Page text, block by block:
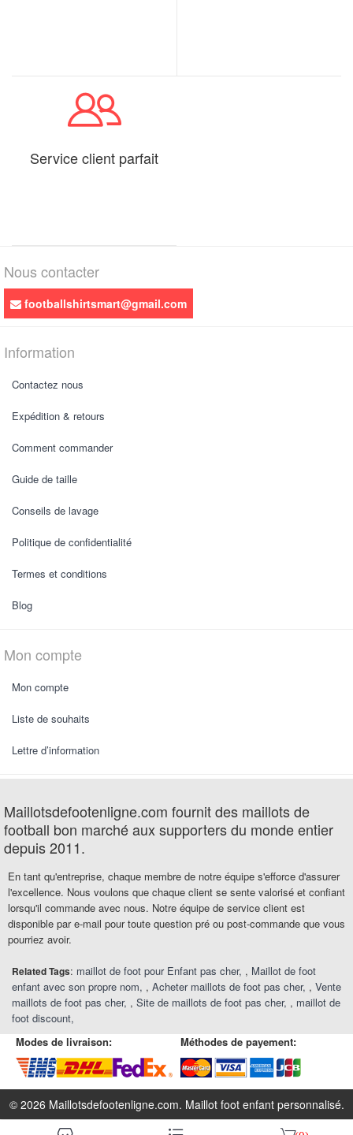
Service client parfait
Nous contacter
footballshirtsmart@gmail.com
Information
Contactez nous
Expédition & retours
Comment commander
Guide de taille
Conseils de lavage
Politique de confidentialité
Termes et conditions
Blog
Mon compte
Mon compte
Liste de souhaits
Lettre d’information
Maillotsdefootenligne.com fournit des maillots de
football bon marché aux supporters du monde entier
depuis 2011.
En tant qu'entreprise, chaque membre de notre équipe s'efforce d'assurer
l'excellence. Nous voulons que chaque client se sente valorisé et confiant
lorsqu'il commande avec nous. Notre équipe de service client est
disponible par e-mail pour toute question pré ou post-commande que vous
pourriez avoir.
Related Tags: maillot de foot pour Enfant pas cher , Maillot de foot
enfant avec son propre nom , Acheter maillots de foot pas cher , Vente
maillots de foot pas cher , Site de maillots de foot pas cher , maillot de
foot discount
Modes de livraison:
Méthodes de payement:
© 2026 Maillotsdefootenligne.com. Maillot foot enfant personnalisé.